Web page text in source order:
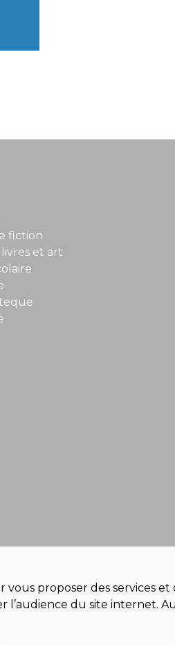
fiction
et art
proposer des services et
du site internet.